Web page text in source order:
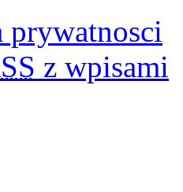
prywatnosci
z wpisami